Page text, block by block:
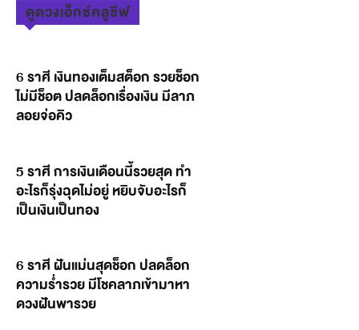
ดูดวงเอ็กซ์คลูซีฟ
6 ราศี เงินทองเต็มสต็อก รวยช็อก
ไม่มีช็อต ปลดล็อกเรื่องเงิน มีลาภ
ลอยจ่อคิว
5 ราศี การเงินเดือนนี้รวยสุด ทำ
อะไรก็รุ่งฉุดไม่อยู่ หยิบจับอะไรก็
เป็นเงินเป็นทอง
6 ราศี ฝันแม่นสุดช็อก ปลดล็อก
ความร่ำรวย มีโชคลาภเข้ามาหา
ดวงฝันพารวย